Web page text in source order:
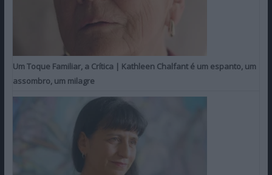
Um Toque Familiar, a Crítica | Kathleen Chalfant é um espanto, um
assombro, um milagre